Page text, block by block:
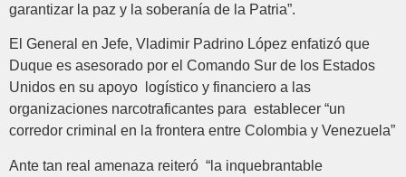
garantizar la paz y la soberanía de la Patria”.
El General en Jefe, Vladimir Padrino López enfatizó que
Duque es asesorado por el Comando Sur de los Estados
Unidos en su apoyo logístico y financiero a las
organizaciones narcotraficantes para establecer “un
corredor criminal en la frontera entre Colombia y Venezuela”
Ante tan real amenaza reiteró “la inquebrantable